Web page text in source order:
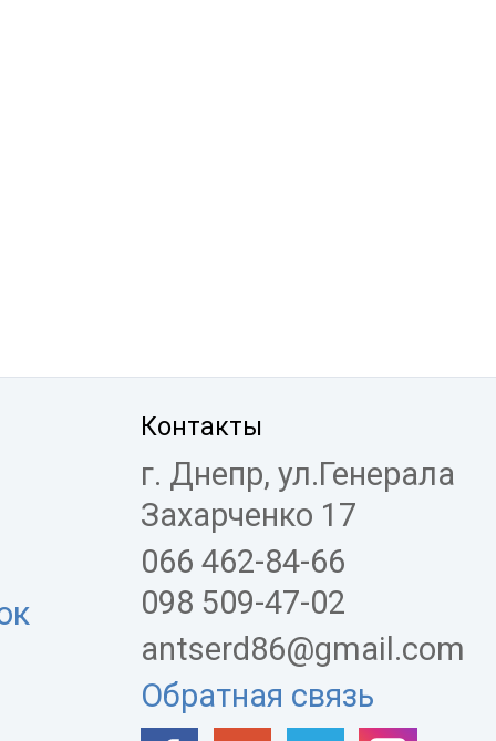
Контакты
г. Днепр, ул.Генерала
Захарченко 17
066 462-84-66
098 509-47-02
antserd86@gmail.com
Обратная связь